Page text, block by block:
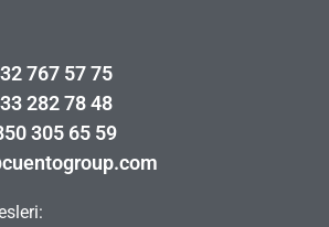
767 57 75
282 78 48
305 65 59